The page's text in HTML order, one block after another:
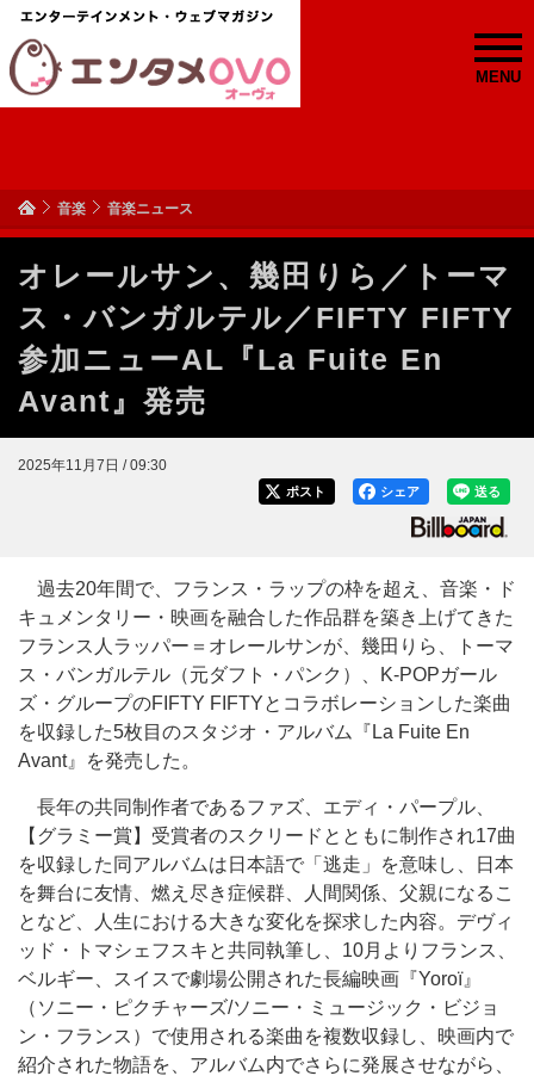
MENU
音楽 音楽ニュース
オレールサン、幾田りら／トーマ
ス・バンガルテル／FIFTY FIFTY
参加ニューAL『La Fuite En
Avant』発売
2025年11月7日 / 09:30
送る
シェア
ポスト
過去20年間で、フランス・ラップの枠を超え、音楽・ド
キュメンタリー・映画を融合した作品群を築き上げてきた
フランス人ラッパー＝オレールサンが、幾田りら、トーマ
ス・バンガルテル（元ダフト・パンク）、K-POPガール
ズ・グループのFIFTY FIFTYとコラボレーションした楽曲
を収録した5枚目のスタジオ・アルバム『La Fuite En
Avant』を発売した。
長年の共同制作者であるファズ、エディ・パープル、
【グラミー賞】受賞者のスクリードとともに制作され17曲
を収録した同アルバムは日本語で「逃走」を意味し、日本
を舞台に友情、燃え尽き症候群、人間関係、父親になるこ
となど、人生における大きな変化を探求した内容。デヴィ
ッド・トマシェフスキと共同執筆し、10月よりフランス、
ベルギー、スイスで劇場公開された長編映画『Yoroï』
（ソニー・ピクチャーズ/ソニー・ミュージック・ビジョ
ン・フランス）で使用される楽曲を複数収録し、映画内で
紹介された物語を、アルバム内でさらに発展させながら、